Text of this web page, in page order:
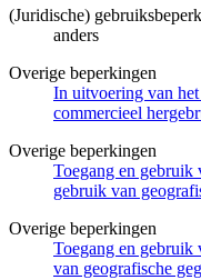
(Juridische)
anders
Overige beperkingen
In uitvoering van
commercieel
Overige beperkingen
Toegang en gebruik
gebruik van
Overige beperkingen
Toegang en gebruik
van geografische